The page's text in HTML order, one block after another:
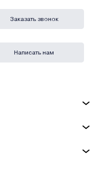
Заказать звонок
Написать нам